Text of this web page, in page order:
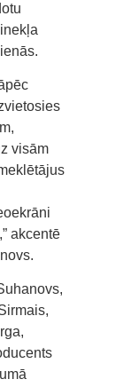
visām
akcentē